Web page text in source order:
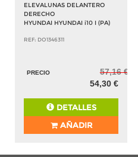
ELEVALUNAS DELANTERO
DERECHO
HYUNDAI HYUNDAI i10 I (PA)
REF: DO1346311
PRECIO
57,16 €
54,30 €
DETALLES
AÑADIR